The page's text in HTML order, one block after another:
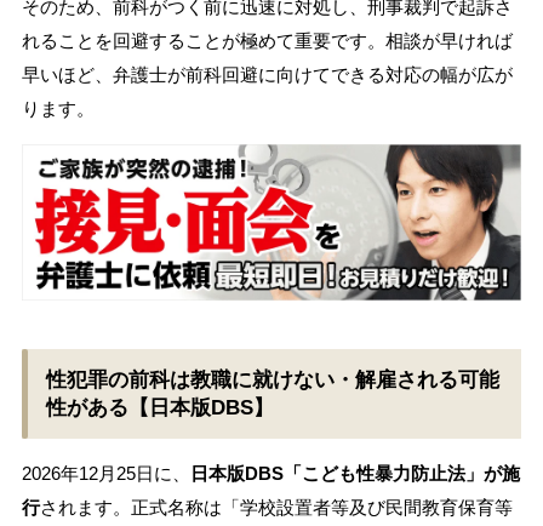
そのため、前科がつく前に迅速に対処し、刑事裁判で起訴さ
れることを回避することが極めて重要です。相談が早ければ
早いほど、弁護士が前科回避に向けてできる対応の幅が広が
ります。
性犯罪の前科は教職に就けない・解雇される可能
性がある【日本版DBS】
2026年12月25日に、
日本版DBS「こども性暴力防止法」が施
行されます。正式名称は「学校設置者等及び民間教育保育等